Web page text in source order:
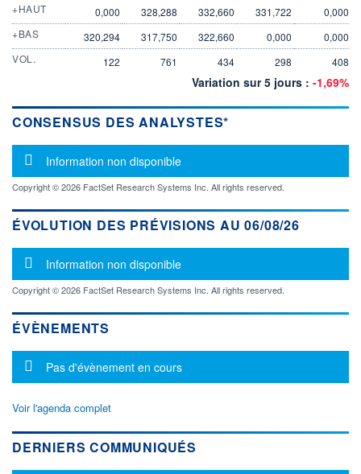
+HAUT
0,000 328,288 332,660 331,722
0,000
+BAS
320,294 317,750 322,660 0,000
0,000
VOL.
122 761 434 298 408
Variation sur 5 jours : -1,69%
CONSENSUS DES ANALYSTES*
Message d'information
Information non disponible
Copyright © 2026 FactSet Research Systems Inc. All rights reserved.
ÉVOLUTION DES PRÉVISIONS AU 06/08/26
Message d'information
Information non disponible
Copyright © 2026 FactSet Research Systems Inc. All rights reserved.
ÉVÈNEMENTS
Message d'information
Pas d'évènement en cours
Voir l'agenda complet
DERNIERS COMMUNIQUÉS